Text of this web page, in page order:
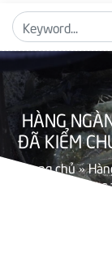
HÀNG
ĐÃ KIỂM
Trang chủ»
Chứng: